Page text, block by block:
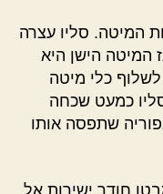
המיטה. סליו עצרה
הישן היא
כלי מיטה
כמעט שכחה
שתפסה אותו
חודר ישירות אל